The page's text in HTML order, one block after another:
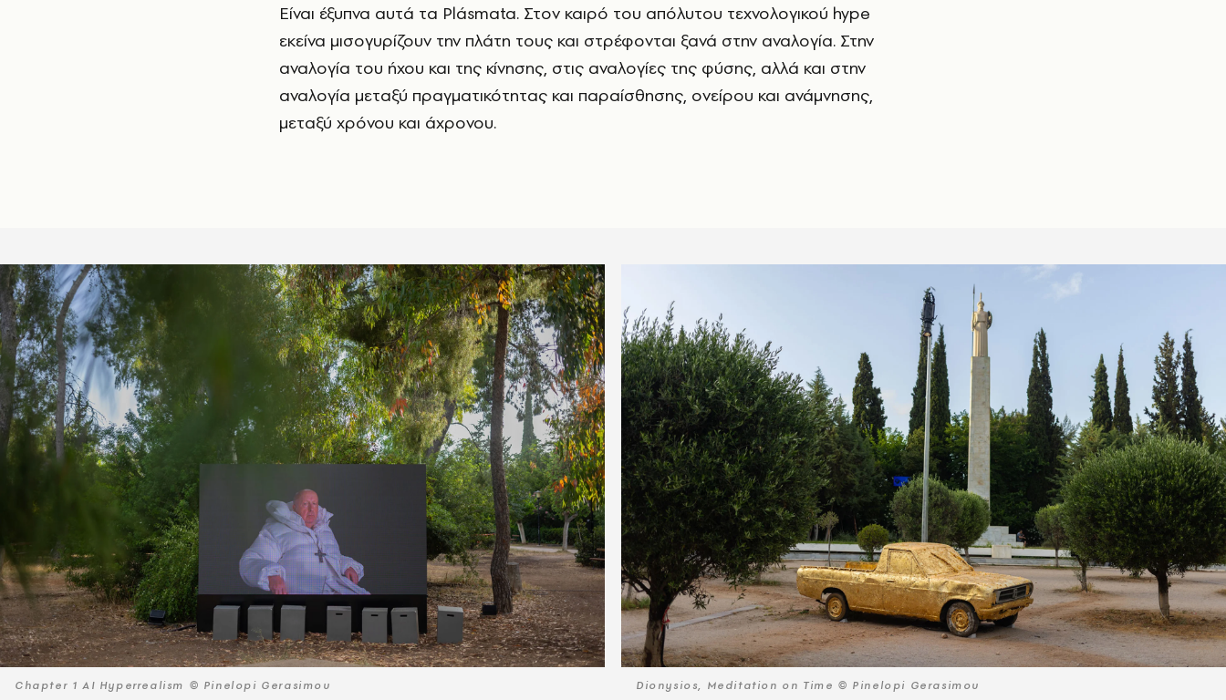
Είναι έξυπνα αυτά τα Plásmata. Στον καιρό του απόλυτου τεχνολογικού hype
εκείνα μισογυρίζουν την πλάτη τους και στρέφονται ξανά στην αναλογία. Στην
αναλογία του ήχου και της κίνησης, στις αναλογίες της φύσης, αλλά και στην
αναλογία μεταξύ πραγματικότητας και παραίσθησης, ονείρου και ανάμνησης,
μεταξύ χρόνου και άχρονου.
Chapter 1 AI Hyperrealism © Pinelopi Gerasimou Dionysios, Meditation on Time © Pinelopi Gerasimou